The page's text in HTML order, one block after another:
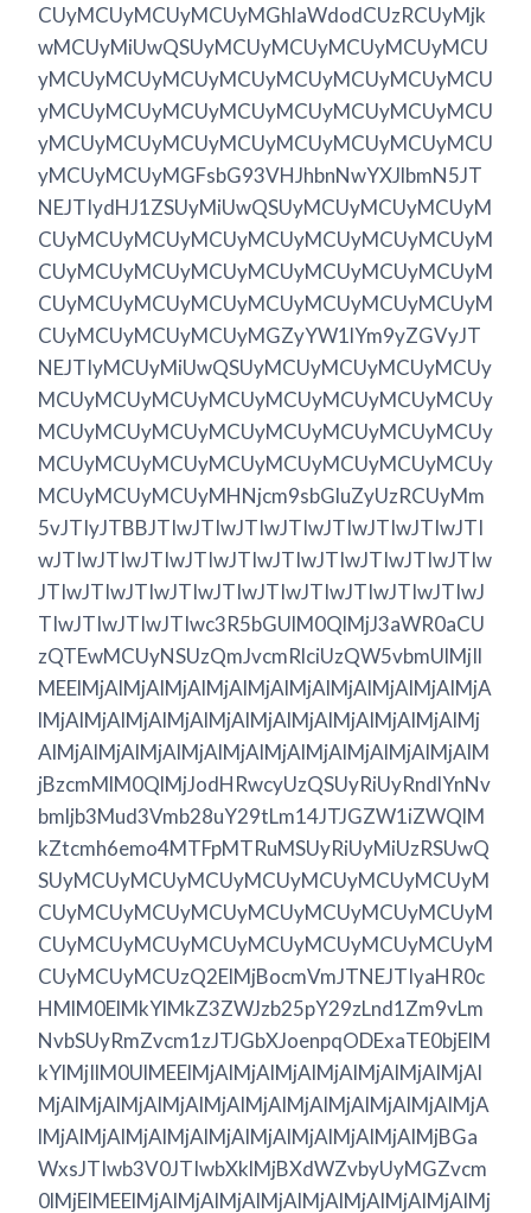
CUyMCUyMCUyMCUyMGhlaWdodCUzRCUyMjk
wMCUyMiUwQSUyMCUyMCUyMCUyMCUyMCU
yMCUyMCUyMCUyMCUyMCUyMCUyMCUyMCU
yMCUyMCUyMCUyMCUyMCUyMCUyMCUyMCU
yMCUyMCUyMCUyMCUyMCUyMCUyMCUyMCU
yMCUyMCUyMGFsbG93VHJhbnNwYXJlbmN5JT
NEJTIydHJ1ZSUyMiUwQSUyMCUyMCUyMCUyM
CUyMCUyMCUyMCUyMCUyMCUyMCUyMCUyM
CUyMCUyMCUyMCUyMCUyMCUyMCUyMCUyM
CUyMCUyMCUyMCUyMCUyMCUyMCUyMCUyM
CUyMCUyMCUyMCUyMGZyYW1lYm9yZGVyJT
NEJTIyMCUyMiUwQSUyMCUyMCUyMCUyMCUy
MCUyMCUyMCUyMCUyMCUyMCUyMCUyMCUy
MCUyMCUyMCUyMCUyMCUyMCUyMCUyMCUy
MCUyMCUyMCUyMCUyMCUyMCUyMCUyMCUy
MCUyMCUyMCUyMHNjcm9sbGluZyUzRCUyMm
5vJTIyJTBBJTIwJTIwJTIwJTIwJTIwJTIwJTIwJTI
wJTIwJTIwJTIwJTIwJTIwJTIwJTIwJTIwJTIwJTIw
JTIwJTIwJTIwJTIwJTIwJTIwJTIwJTIwJTIwJTIwJ
TIwJTIwJTIwJTIwc3R5bGUlM0QlMjJ3aWR0aCU
zQTEwMCUyNSUzQmJvcmRlciUzQW5vbmUlMjIl
MEElMjAlMjAlMjAlMjAlMjAlMjAlMjAlMjAlMjAlMjA
lMjAlMjAlMjAlMjAlMjAlMjAlMjAlMjAlMjAlMjAlMj
AlMjAlMjAlMjAlMjAlMjAlMjAlMjAlMjAlMjAlMjAlM
jBzcmMlM0QlMjJodHRwcyUzQSUyRiUyRndlYnNv
bmljb3Mud3Vmb28uY29tLm14JTJGZW1iZWQlM
kZtcmh6emo4MTFpMTRuMSUyRiUyMiUzRSUwQ
SUyMCUyMCUyMCUyMCUyMCUyMCUyMCUyM
CUyMCUyMCUyMCUyMCUyMCUyMCUyMCUyM
CUyMCUyMCUyMCUyMCUyMCUyMCUyMCUyM
CUyMCUyMCUzQ2ElMjBocmVmJTNEJTIyaHR0c
HMlM0ElMkYlMkZ3ZWJzb25pY29zLnd1Zm9vLm
NvbSUyRmZvcm1zJTJGbXJoenpqODExaTE0bjElM
kYlMjIlM0UlMEElMjAlMjAlMjAlMjAlMjAlMjAlMjAl
MjAlMjAlMjAlMjAlMjAlMjAlMjAlMjAlMjAlMjAlMjA
lMjAlMjAlMjAlMjAlMjAlMjAlMjAlMjAlMjAlMjBGa
WxsJTIwb3V0JTIwbXklMjBXdWZvbyUyMGZvcm
0lMjElMEElMjAlMjAlMjAlMjAlMjAlMjAlMjAlMjAlMj